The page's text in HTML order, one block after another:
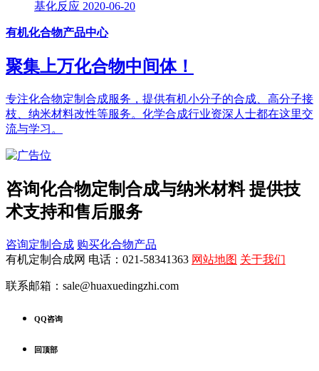
基化反应 2020-06-20
有机化合物产品中心
聚集上万化合物中间体！
专注化合物定制合成服务，提供有机小分子的合成、高分子接
枝、纳米材料改性等服务。化学合成行业资深人士都在这里交
流与学习。
咨询化合物定制合成与纳米材料 提供技
术支持和售后服务
咨询定制合成 购买化合物产品
有机定制合成网 电话：021-58341363 网站地图 关于我们
联系邮箱：sale@huaxuedingzhi.com
QQ咨询
回顶部